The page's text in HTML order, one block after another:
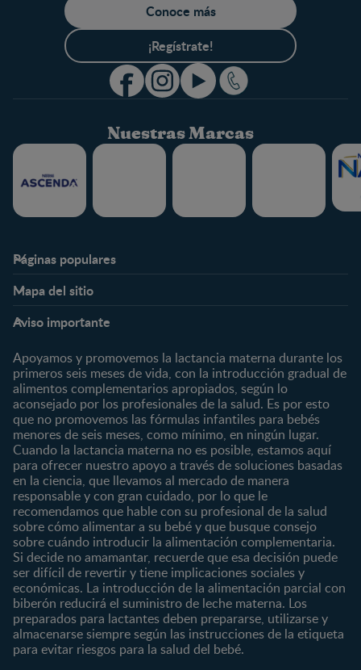
Conoce más
¡Regístrate!
Nuestras Marcas
Páginas populares
Expertos en Nutrición
Preguntas Frecuentes
¿Quiénes somos?
Marcas y productos
Nuestros Productos
Nuestras Marcas
Mapa del sitio
Preconcepción
Embarazo
Posparto
0 a 4 meses
4 a 6 meses
6 a 8 meses
8 a 12 meses
12 a 24 meses
Desde 2 años
Preescolar
Escolar
Nutrición
Salud
Maternidad
Paternidad
Vida en familia
Marcas
CERELAC®
GERBER®
KLIM®
NAN® 3
Productos
Cereales Infantiles
Compotas y galletas
Fórmulas Infantiles
Aviso importante
Apoyamos y promovemos la lactancia materna durante los
primeros seis meses de vida, con la introducción gradual de
alimentos complementarios apropiados, según lo
aconsejado por los profesionales de la salud. Es por esto
que no promovemos las fórmulas infantiles para bebés
menores de seis meses, como mínimo, en ningún lugar.
Cuando la lactancia materna no es posible, estamos aquí
para ofrecer nuestro apoyo a través de soluciones basadas
en la ciencia, que llevamos al mercado de manera
responsable y con gran cuidado, por lo que le
recomendamos que hable con su profesional de la salud
sobre cómo alimentar a su bebé y que busque consejo
sobre cuándo introducir la alimentación complementaria.
Si decide no amamantar, recuerde que esa decisión puede
ser difícil de revertir y tiene implicaciones sociales y
económicas. La introducción de la alimentación parcial con
biberón reducirá el suministro de leche materna. Los
preparados para lactantes deben prepararse, utilizarse y
almacenarse siempre según las instrucciones de la etiqueta
para evitar riesgos para la salud del bebé.